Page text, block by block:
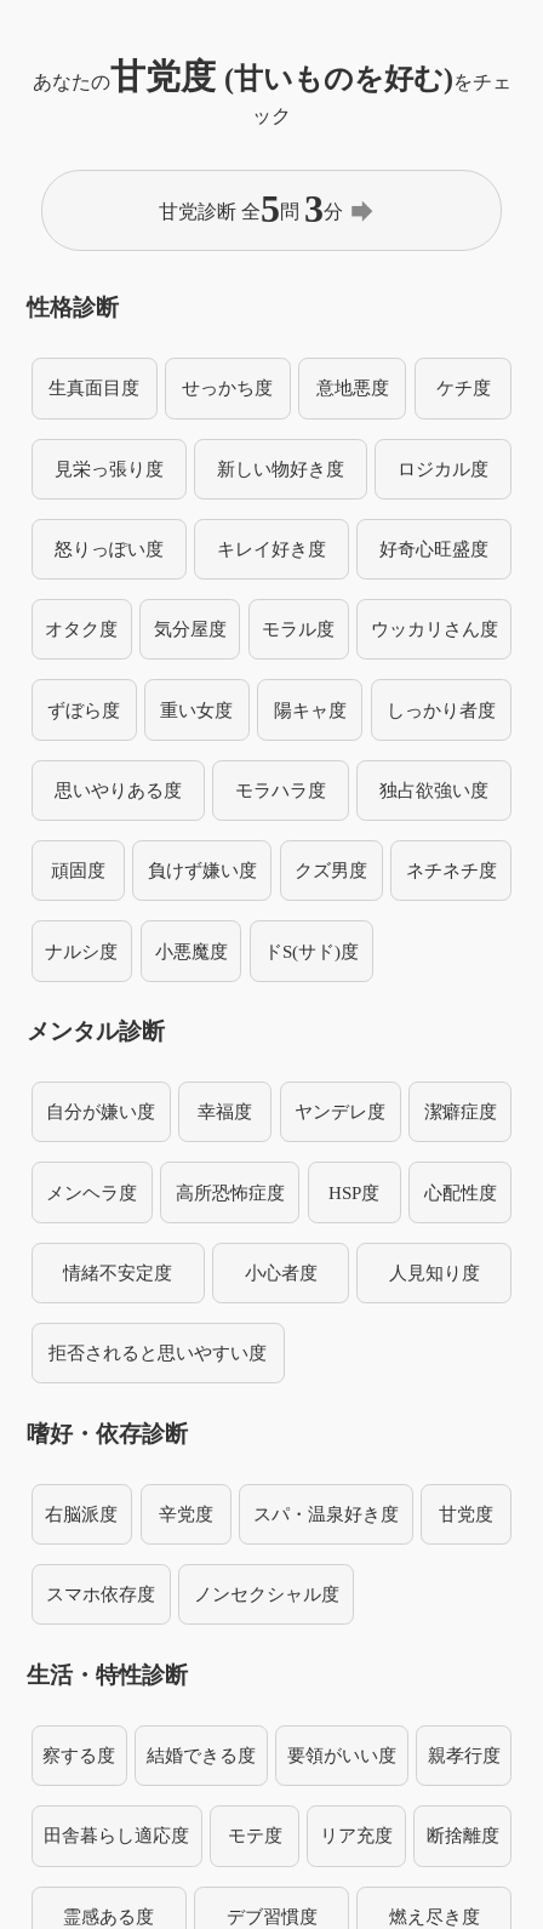
あなたの甘党度 (甘いものを好む)をチェ
ック
甘党診断 全5問 3分 forward
性格診断
生真面目度 せっかち度 意地悪度 ケチ度
見栄っ張り度 新しい物好き度 ロジカル度
怒りっぽい度 キレイ好き度 好奇心旺盛度
オタク度 気分屋度 モラル度 ウッカリさん度
ずぼら度 重い女度 陽キャ度 しっかり者度
思いやりある度 モラハラ度 独占欲強い度
頑固度 負けず嫌い度 クズ男度 ネチネチ度
ナルシ度 小悪魔度 ドS(サド)度
メンタル診断
自分が嫌い度 幸福度 ヤンデレ度 潔癖症度
メンヘラ度 高所恐怖症度 HSP度 心配性度
情緒不安定度 小心者度 人見知り度
拒否されると思いやすい度
嗜好・依存診断
右脳派度 辛党度 スパ・温泉好き度 甘党度
スマホ依存度 ノンセクシャル度
生活・特性診断
察する度 結婚できる度 要領がいい度 親孝行度
田舎暮らし適応度 モテ度 リア充度 断捨離度
霊感ある度 デブ習慣度 燃え尽き度